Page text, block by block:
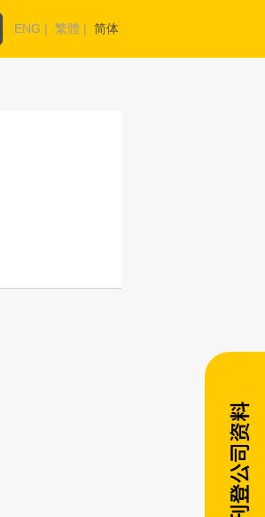
ENG | 繁體 | 简体